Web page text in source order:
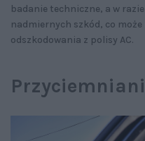
badanie techniczne, a w
nadmiernych szkód, co
odszkodowania z polisy AC.